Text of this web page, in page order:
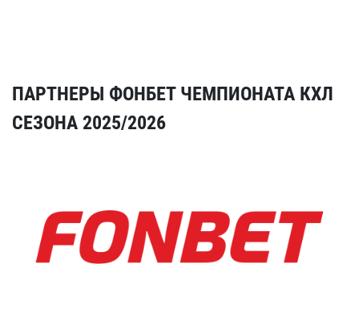
ПАРТНЕРЫ ФОНБЕТ ЧЕМПИОНАТА КХЛ
СЕЗОНА 2025/2026